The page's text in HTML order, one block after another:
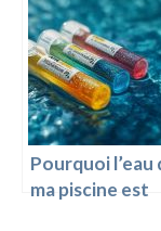
fond de ma
?
Pourquoi l’eau
ma piscine est